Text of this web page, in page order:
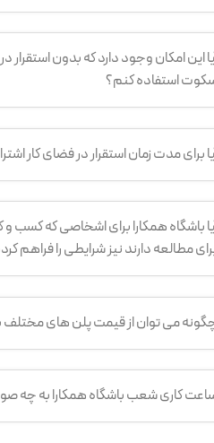
این امکان وجود دارد که بدون استقرار
استفاده کنم؟
برای مدت زمان استقرار در فضای کار
باشگاه همکارا برای اشخاصی که کسب و
مطالعه دارند نیز شرایطی را فراهم
می توان از قیمت پلن های مختلف
کاری شعب باشگاه همکارا به چه